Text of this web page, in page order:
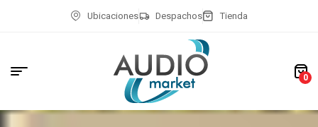
Ubicaciones Despachos Tienda
0